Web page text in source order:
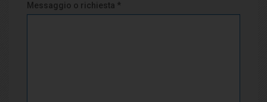
Messaggio o richiesta *